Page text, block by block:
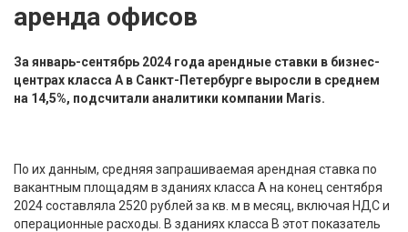
аренда офисов
За январь-сентябрь 2024 года арендные ставки в бизнес-
центрах класса А в Санкт-Петербурге выросли в среднем
на 14,5%, подсчитали аналитики компании Maris.
По их данным, средняя запрашиваемая арендная ставка по
вакантным площадям в зданиях класса А на конец сентября
2024 составляла 2520 рублей за кв. м в месяц, включая НДС и
операционные расходы. В зданиях класса В этот показатель